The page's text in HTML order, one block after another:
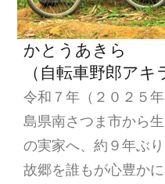
かとうあきら
（自転車野郎アキ
令和７年（２０２５
島県南さつま市から
の実家へ、約９年ぶ
故郷を誰もが心豊か